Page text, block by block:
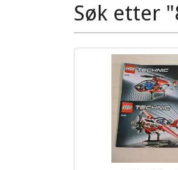
Søk etter